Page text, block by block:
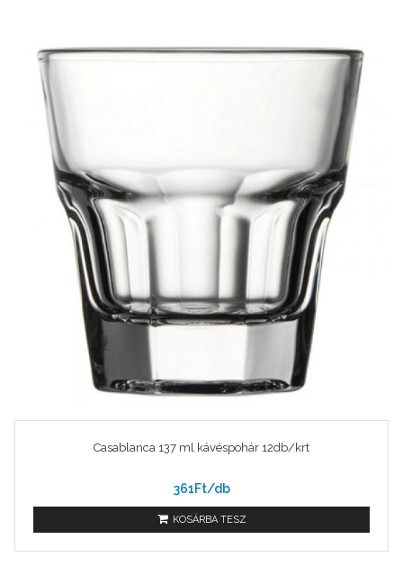
Casablanca 137 ml kávéspohár 12db/krt
361Ft/db
KOSÁRBA TESZ